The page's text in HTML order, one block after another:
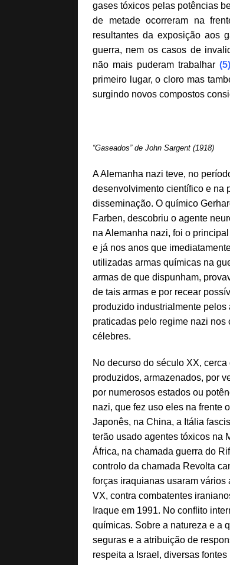
gases tóxicos pelas potências
de metade ocorreram na
resultantes da exposição aos
guerra, nem os casos de
não mais puderam trabalhar(5)
primeiro lugar, o cloro mas
surgindo novos compostos
“Gaseados” de John Sargent (1918)
A Alemanha nazi teve, no
desenvolvimento científico e na
disseminação. O químico
Farben, descobriu o agente
na Alemanha nazi, foi o
e já nos anos que
utilizadas armas químicas na
armas de que dispunham,
de tais armas e por recear
produzido industrialmente
praticadas pelo regime nazi nos
célebres.
No decurso do século XX,
produzidos, armazenados, por
por numerosos estados ou
nazi, que fez uso eles na frente
Japonês, na China, a Itália
terão usado agentes tóxicos na
África, na chamada guerra do
controlo da chamada Revolta
forças iraquianas usaram
VX, contra combatentes
Iraque em 1991. No conflito
químicas. Sobre a natureza e a
seguras e a atribuição de
respeita a Israel, diversas